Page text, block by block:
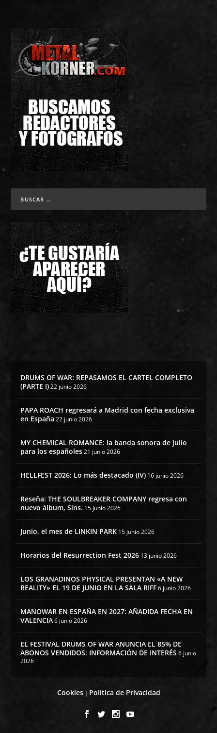
DRUMS OF WAR: REPASAMOS EL CARTEL COMPLETO
(PARTE I) 22 junio 2026
PAPA ROACH regresará a Madrid con fecha exclusiva
en España 22 junio 2026
MY CHEMICAL ROMANCE: la banda sonora de julio
para los españoles 21 junio 2026
HELLFEST 2026: Lo más destacado (IV) 16 junio 2026
Reseña: THE SOULBREAKER COMPANY regresa con
nuevo álbum, Sins. 15 junio 2026
Junio, el mes de LINKIN PARK 15 junio 2026
Horarios del Resurrection Fest 2026 13 junio 2026
LOS GRANADINOS PHYSICAL PRESENTAN «A NEW
REALITY» EL 19 DE JUNIO EN LA SALA RIFF 6 junio 2026
MANOWAR EN ESPAÑA EN 2027: AÑADIDA FECHA EN
VALENCIA 6 junio 2026
EL FESTIVAL DRUMS OF WAR ANUNCIA EL 85% DE
ABONOS VENDIDOS: INFORMACIÓN DE INTERÉS 6 junio
2026
Cookies| Política de Privacidad